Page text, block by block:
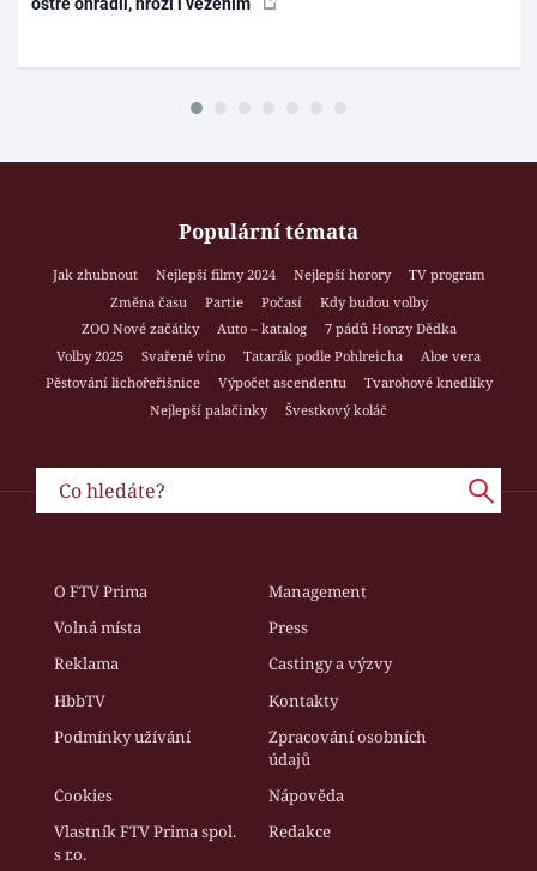
Populární témata
Jak zhubnout Nejlepší filmy 2024 Nejlepší horory
TV program
Změna času
Partie Počasí
Kdy budou volby
ZOO Nové začátky
Auto – katalog
7 pádů Honzy Dědka
Volby 2025
Svařené víno Tatarák podle Pohlreicha
Aloe vera
Pěstování lichořeřišnice
Výpočet ascendentu
Tvarohové knedlíky
Nejlepší palačinky
Švestkový koláč
O FTV Prima
Management
Volná místa
Press
Reklama
Castingy a výzvy
HbbTV
Kontakty
Podmínky užívání
Zpracování osobních
údajů
Cookies
Nápověda
Vlastník FTV Prima spol.
s r.o.
Redakce